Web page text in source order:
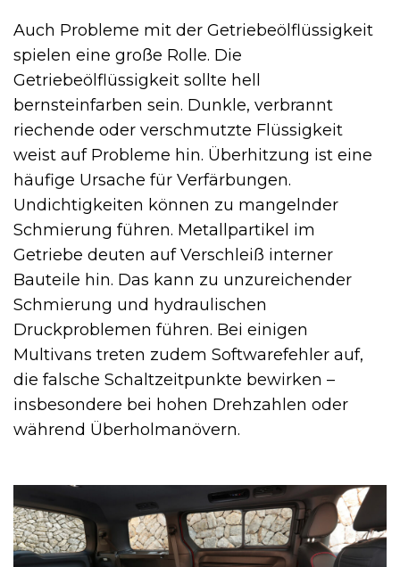
Auch Probleme mit der Getriebeölflüssigkeit
spielen eine große Rolle. Die
Getriebeölflüssigkeit sollte hell
bernsteinfarben sein. Dunkle, verbrannt
riechende oder verschmutzte Flüssigkeit
weist auf Probleme hin. Überhitzung ist eine
häufige Ursache für Verfärbungen.
Undichtigkeiten können zu mangelnder
Schmierung führen. Metallpartikel im
Getriebe deuten auf Verschleiß interner
Bauteile hin. Das kann zu unzureichender
Schmierung und hydraulischen
Druckproblemen führen. Bei einigen
Multivans treten zudem Softwarefehler auf,
die falsche Schaltzeitpunkte bewirken –
insbesondere bei hohen Drehzahlen oder
während Überholmanövern.